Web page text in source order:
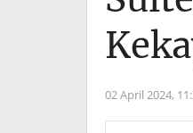
02 April 2024,